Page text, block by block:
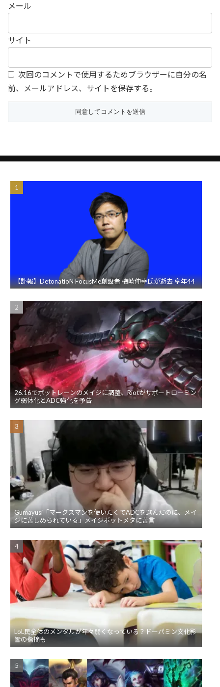
メール
サイト
次回のコメントで使用するためブラウザーに自分の名
前、メールアドレス、サイトを保存する。
【訃報】DetonatioN FocusMe創設者 梅崎伸幸氏が逝去 享年44
26.16でボットレーンのメイジに調整、Riotがサポートローミン
グ弱体化とADC強化を予告
Gumayusi「マークスマンを使いたくてADCを選んだのに、メイ
ジに苦しめられている」メイジボットメタに苦言
LoL民全体のメンタルが年々弱くなっている？ドーパミン文化影
響の指摘も